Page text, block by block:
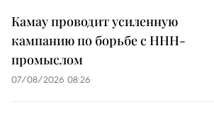
Камау проводит усиленную
кампанию по борьбе с ННН-
промыслом
07/08/2026 08:26